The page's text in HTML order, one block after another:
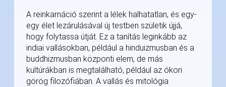
A reinkarnáció szerint a lélek halhatatlan, és egy-
egy élet lezárulásával új testben születik újjá,
hogy folytassa útját. Ez a tanítás leginkább az
indiai vallásokban, például a hinduizmusban és a
buddhizmusban központi elem, de más
kultúrákban is megtalálható, például az ókori
görög filozófiában. A vallás és mitológia